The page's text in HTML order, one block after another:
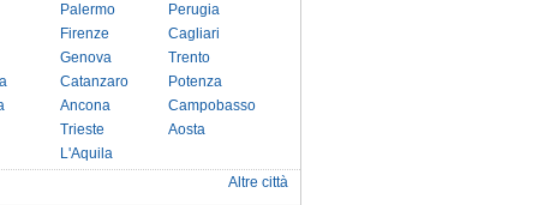
Palermo
Firenze
Genova
Catanzaro
Ancona
Trieste
L'Aquila
Perugia
Cagliari
Trento
Potenza
Campobasso
Aosta
Altre città